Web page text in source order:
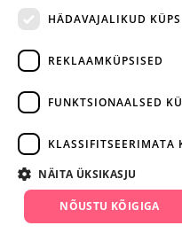
Instagram/
HÄDAVAJALIKUD
REKLAAMKÜPSISED
FUNKTSIONAALSED
KLASSIFITSEERIMATA
NÄITA ÜKSIKASJU
NÕUSTU KÕIGIGA